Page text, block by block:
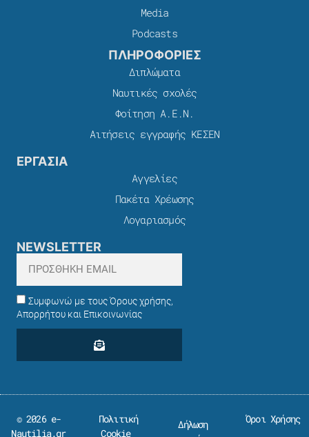
Media
Podcasts
ΠΛΗΡΟΦΟΡΙΕΣ
Διπλώματα
Ναυτικές σχολές
Φοίτηση Α.Ε.Ν.
Αιτήσεις εγγραφής ΚΕΣΕΝ
ΕΡΓΑΣΙΑ
Αγγελίες
Πακέτα Χρέωσης​
Λογαριασμός
NEWSLETTER
Συμφωνώ με τους Όρους χρήσης,
Απορρήτου και Επικοινωνίας
© 2026 e-
Nautilia.gr
Πολιτική
Cookie
Δήλωση
Όροι Χρήσης